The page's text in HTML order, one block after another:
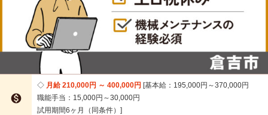

月給 210,000円 ～ 400,000円 基本給：195,000円～370,000円
職能手当：15,000円～30,000円
試用期間6ヶ月（同条件）